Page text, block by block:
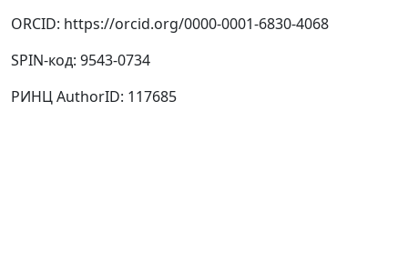
ORCID: https://orcid.org/0000-0001-6830-4068
SPIN-код: 9543-0734
РИНЦ AuthorID: 117685